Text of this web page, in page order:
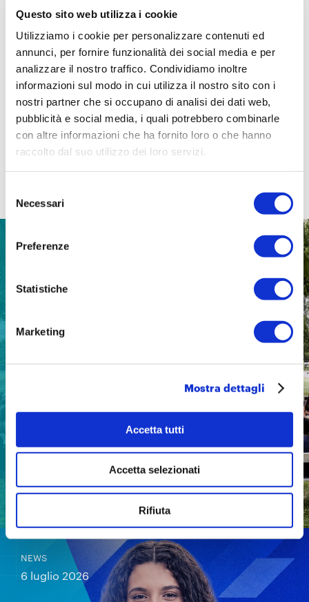
Questo sito web utilizza i cookie
Utilizziamo i cookie per personalizzare contenuti ed
annunci, per fornire funzionalità dei social media e per
analizzare il nostro traffico. Condividiamo inoltre
informazioni sul modo in cui utilizza il nostro sito con i
nostri partner che si occupano di analisi dei dati web,
pubblicità e social media, i quali potrebbero combinarle
con altre informazioni che ha fornito loro o che hanno
raccolto dal suo utilizzo dei loro servizi.
del
consenso
Necessari
Preferenze
Statistiche
Marketing
Mostra dettagli
Accetta tutti
Accetta selezionati
Rifiuta
Equità e inclusione
Politiche scolastiche
confronti internazionali
qualità
scuola dell'infanzia
NEWS
2026
NEWS
6 luglio 2026